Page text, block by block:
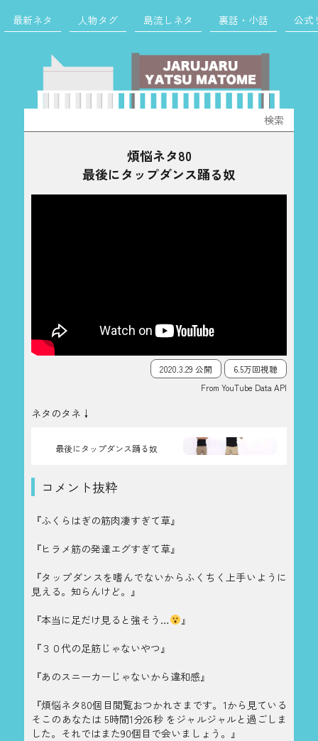
最新ネタ 人物タグ 島流しネタ 裏話・小話 公式
索:
煩悩ネタ80
最後にタップダンス踊る奴
2020.3.29 公開
6.5万回視聴
From YouTube Data API
ネタのタネ↓
最後にタップダンス踊る奴
コメント抜粋
『ふくらはぎの筋肉凄すぎて草』
『ヒラメ筋の発達エグすぎて草』
『タップダンスを嗜んでないからふくちく上手いように
見える。知らんけど。』
『本当に足だけ見ると強そう…
』
『３０代の足筋じゃないやつ』
『あのスニーカーじゃないから違和感』
『煩悩ネタ80個目閲覧おつかれさまです。1から見ている
そこのあなたは 5時間1分26秒 をジャルジャルと過ごしま
した。それではまた90個目で会いましょう。』